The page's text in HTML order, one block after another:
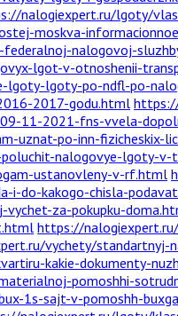
nalogiexpert.ru/lgoty/
moskva-
nalogovoj-
lgot-v-otnoshenii-
lgoty-po-ndfl-po-
2017-godu.html
11-2021-fns-vvela-
uznat-po-inn-fizicheskix-
nalogovye-lgoty-
ustanovleny-v-rf.html
do-kakogo-chisla-
za-pokupku-
https://
vychety/standartnyj-
kakie-dokumenty-
pomoshhi-
1s-sajt-v-pomoshh-